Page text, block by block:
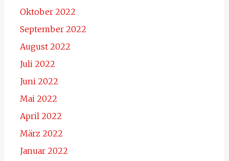
Oktober 2022
September 2022
August 2022
Juli 2022
Juni 2022
Mai 2022
April 2022
März 2022
Januar 2022